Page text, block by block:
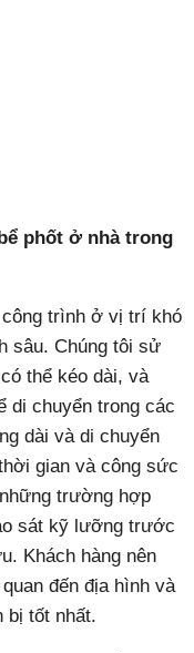
phốt ở nhà trong
trình ở vị trí khó
sâu. Chúng tôi sử
thể kéo dài, và
di chuyển trong các
dài và di chuyển
gian và công sức
trường hợp
sát kỹ lưỡng trước
Khách hàng nên
đến địa hình và
bị tốt nhất.